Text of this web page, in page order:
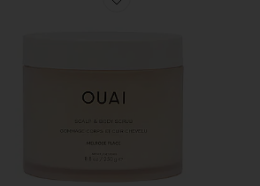
Favorite SCALP & BODY